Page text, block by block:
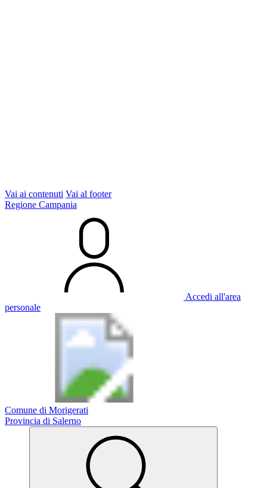
Vai ai contenuti Vai al footer
Regione Campania
Accedi all'area
personale
Comune di Morigerati
Provincia di Salerno